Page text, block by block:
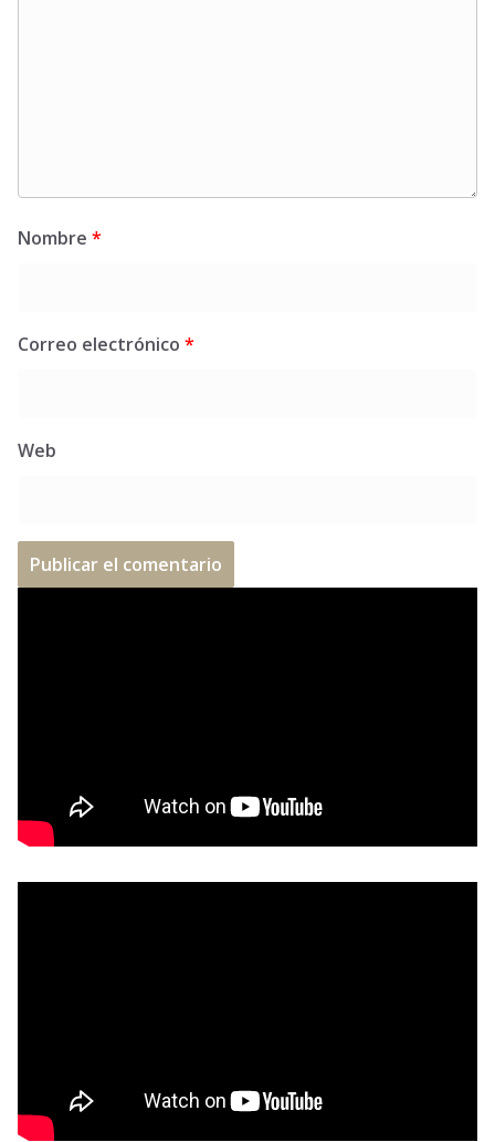
Nombre *
Correo electrónico *
Web